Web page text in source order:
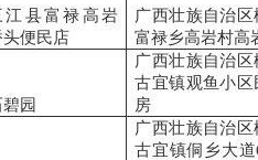
江县富禄高岩
头便民店
广西壮族自治
富禄乡高岩村高
园
广西壮族自治
古宜镇观鱼小
房
广西壮族自治
古宜镇侗乡大